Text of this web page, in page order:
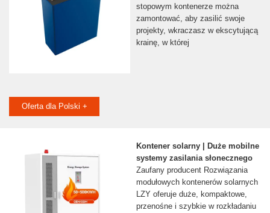
stopowym kontenerze można
zamontować, aby zasilić swoje
projekty, wkraczasz w ekscytującą
krainę, w której
Oferta dla Polski +
Kontener solarny | Duże mobilne
systemy zasilania słonecznego
Zaufany producent Rozwiązania
modułowych kontenerów solarnych
LZY oferuje duże, kompaktowe,
przenośne i szybkie w rozkładaniu